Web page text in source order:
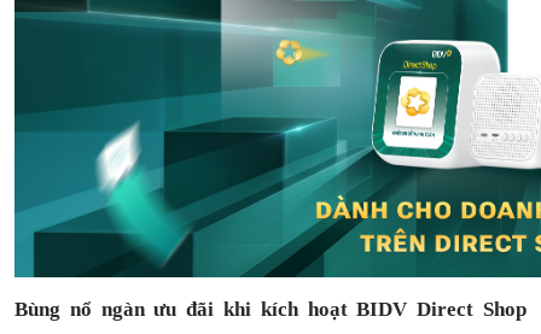
Bùng nổ ngàn ưu đãi khi kích hoạt BIDV Direct Shop